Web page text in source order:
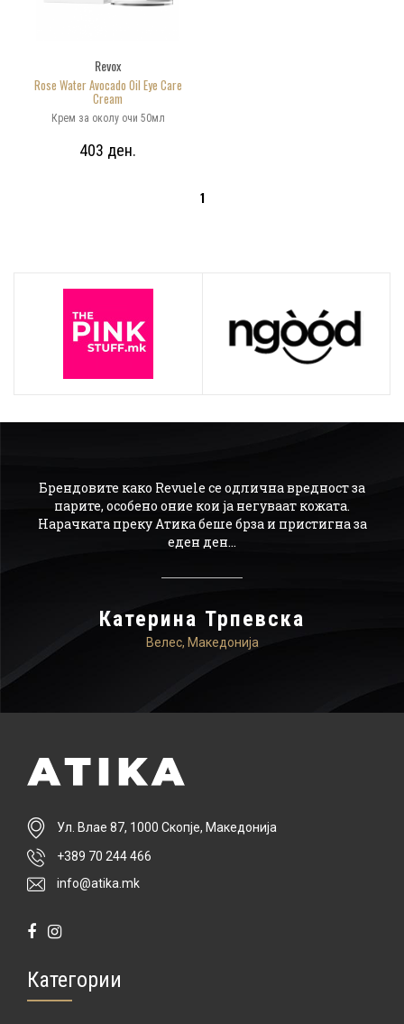
Revox
Rose Water Avocado Oil Eye Care
Cream
Крем за околу очи 50мл
403 ден.
1
Брендовите како Revuele се одлична вредност за
парите, особено оние кои ја негуваат кожата.
Нарачката преку Атика беше брза и пристигна за
еден ден...
Катерина Трпевска
Велес, Македонија
Ул. Влае 87, 1000 Скопје, Македонија
+389 70 244 466
info@atika.mk
Категории